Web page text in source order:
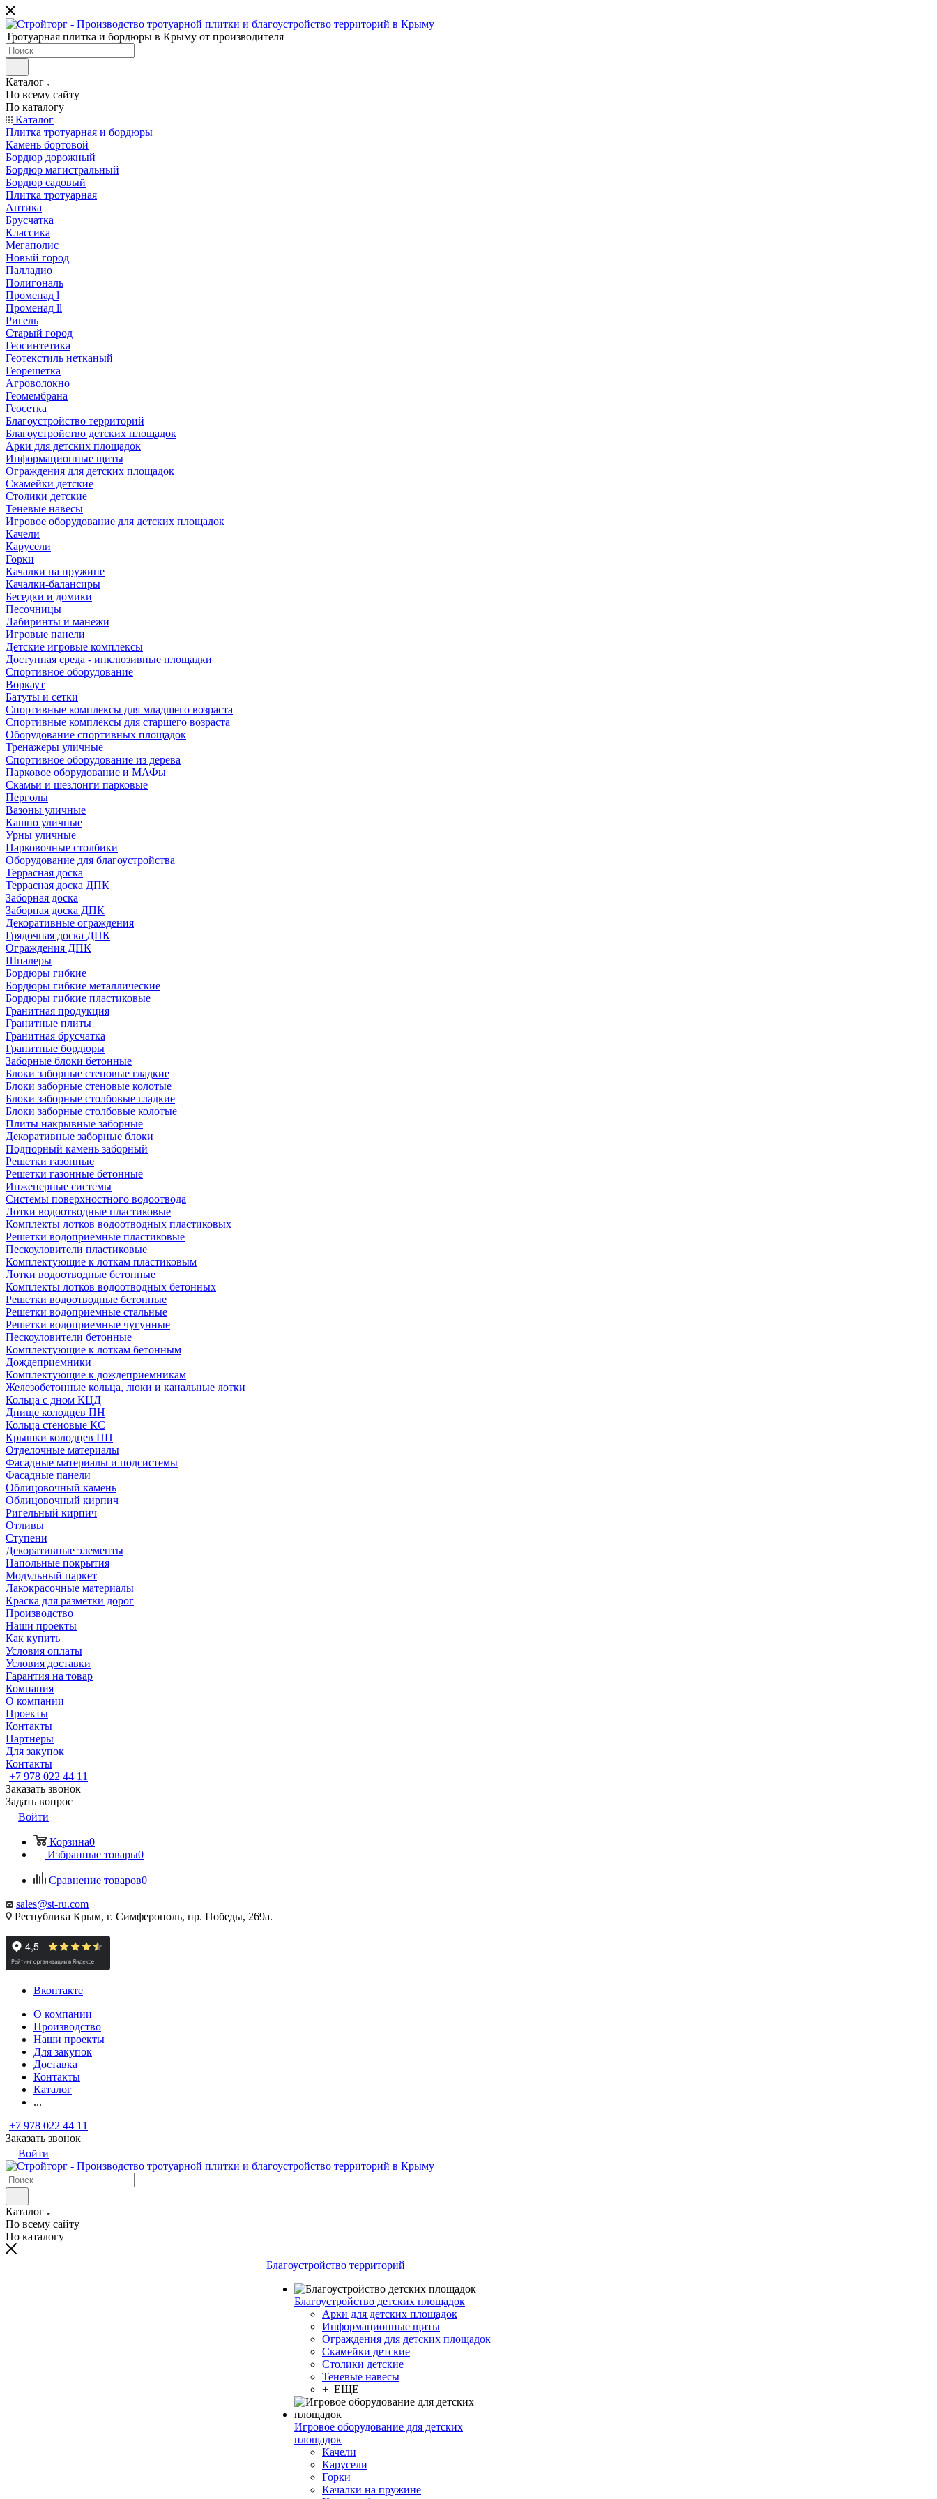
Тротуарная плитка и бордюры в Крыму от производителя
Каталог
По всему сайту
По каталогу
Каталог
Плитка тротуарная и бордюры
Камень бортовой
Бордюр дорожный
Бордюр магистральный
Бордюр садовый
Плитка тротуарная
Антика
Брусчатка
Классика
Мегаполис
Новый город
Палладио
Полигональ
Променад l
Променад ll
Ригель
Старый город
Геосинтетика
Геотекстиль нетканый
Георешетка
Агроволокно
Геомембрана
Геосетка
Благоустройство территорий
Благоустройство детских площадок
Арки для детских площадок
Информационные щиты
Ограждения для детских площадок
Скамейки детские
Столики детские
Теневые навесы
Игровое оборудование для детских площадок
Качели
Карусели
Горки
Качалки на пружине
Качалки-балансиры
Беседки и домики
Песочницы
Лабиринты и манежи
Игровые панели
Детские игровые комплексы
Доступная среда - инклюзивные площадки
Спортивное оборудование
Воркаут
Батуты и сетки
Спортивные комплексы для младшего возраста
Спортивные комплексы для старшего возраста
Оборудование спортивных площадок
Тренажеры уличные
Спортивное оборудование из дерева
Парковое оборудование и МАФы
Скамьи и шезлонги парковые
Перголы
Вазоны уличные
Кашпо уличные
Урны уличные
Парковочные столбики
Оборудование для благоустройства
Террасная доска
Террасная доска ДПК
Заборная доска
Заборная доска ДПК
Декоративные ограждения
Грядочная доска ДПК
Ограждения ДПК
Шпалеры
Бордюры гибкие
Бордюры гибкие металлические
Бордюры гибкие пластиковые
Гранитная продукция
Гранитные плиты
Гранитная брусчатка
Гранитные бордюры
Заборные блоки бетонные
Блоки заборные стеновые гладкие
Блоки заборные стеновые колотые
Блоки заборные столбовые гладкие
Блоки заборные столбовые колотые
Плиты накрывные заборные
Декоративные заборные блоки
Подпорный камень заборный
Решетки газонные
Решетки газонные бетонные
Инженерные системы
Системы поверхностного водоотвода
Лотки водоотводные пластиковые
Комплекты лотков водоотводных пластиковых
Решетки водоприемные пластиковые
Пескоуловители пластиковые
Комплектующие к лоткам пластиковым
Лотки водоотводные бетонные
Комплекты лотков водоотводных бетонных
Решетки водоотводные бетонные
Решетки водоприемные стальные
Решетки водоприемные чугунные
Пескоуловители бетонные
Комплектующие к лоткам бетонным
Дождеприемники
Комплектующие к дождеприемникам
Железобетонные кольца, люки и канальные лотки
Кольца с дном КЦД
Днище колодцев ПН
Кольца стеновые КС
Крышки колодцев ПП
Отделочные материалы
Фасадные материалы и подсистемы
Фасадные панели
Облицовочный камень
Облицовочный кирпич
Ригельный кирпич
Отливы
Ступени
Декоративные элементы
Напольные покрытия
Модульный паркет
Лакокрасочные материалы
Краска для разметки дорог
Производство
Наши проекты
Как купить
Условия оплаты
Условия доставки
Гарантия на товар
Компания
О компании
Проекты
Контакты
Партнеры
Для закупок
Контакты
+7 978 022 44 11
Заказать звонок
Задать вопрос
Войти
Корзина0
Избранные товары0
Сравнение товаров0
sales@st-ru.com
Республика Крым, г. Симферополь, пр. Победы, 269а.
Вконтакте
О компании
Производство
Наши проекты
Для закупок
Доставка
Контакты
Каталог
...
+7 978 022 44 11
Заказать звонок
Войти
Каталог
По всему сайту
По каталогу
Благоустройство территорий
Благоустройство детских площадок
Арки для детских площадок
Информационные щиты
Ограждения для детских площадок
Скамейки детские
Столики детские
Теневые навесы
+ ЕЩЕ
Игровое оборудование для детских
площадок
Качели
Карусели
Горки
Качалки на пружине